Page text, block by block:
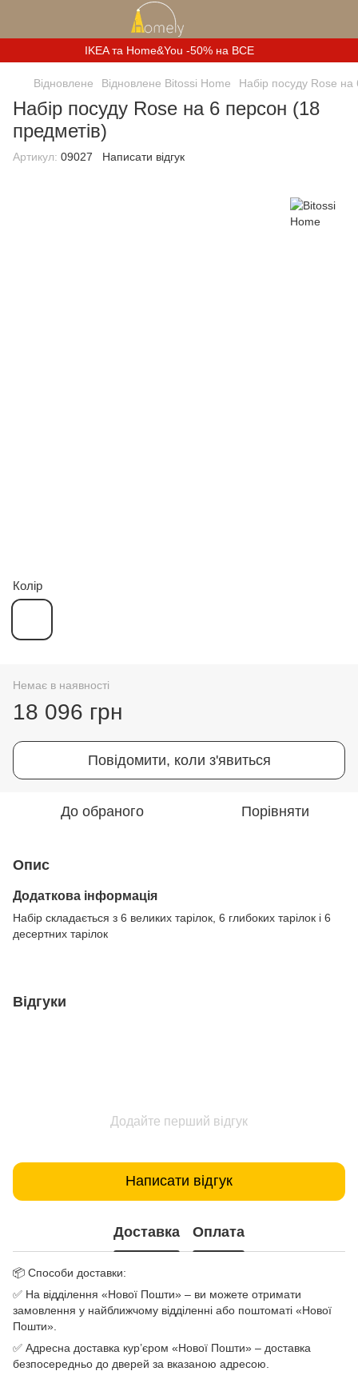
IKEA та Home&You -50% на ВСЕ
Відновлене Відновлене Bitossi Home Набір посуду Rose
Набір посуду Rose на 6 персон (18
предметів)
Артикул: 09027 Написати відгук
Колір
Немає в наявності
18 096 грн
Повідомити, коли з'явиться
До обраного Порівняти
Опис
Додаткова інформація
Набір складається з 6 великих тарілок, 6 глибоких тарілок і 6
десертних тарілок
Відгуки
Додайте перший відгук
Написати відгук
Доставка Оплата
📦 Способи доставки:
✅ На відділення «Нової Пошти» – ви можете отримати
замовлення у найближчому відділенні або поштоматі «Нової
Пошти».
✅ Адресна доставка кур’єром «Нової Пошти» – доставка
безпосередньо до дверей за вказаною адресою.